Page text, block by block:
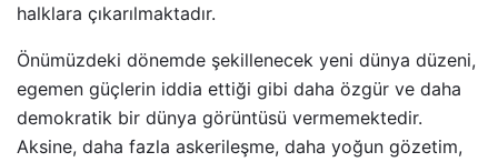
halklara çıkarılmaktadır.
Önümüzdeki dönemde şekillenecek yeni dünya düzeni,
egemen güçlerin iddia ettiği gibi daha özgür ve daha
demokratik bir dünya görüntüsü vermemektedir.
Aksine, daha fazla askerileşme, daha yoğun gözetim,